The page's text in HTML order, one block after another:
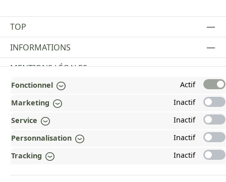
TOP
INFORMATIONS
MENTIONS LÉGALES
PAYMENT AND SHIPPING METHODS
RÉCOMPENSÉ ET CERTIFIÉ !
OUR COMMUNITIES
Fonctionnel
Actif
Marketing
Inactif
Service
Inactif
Personnalisation
Inactif
Tracking
Inactif